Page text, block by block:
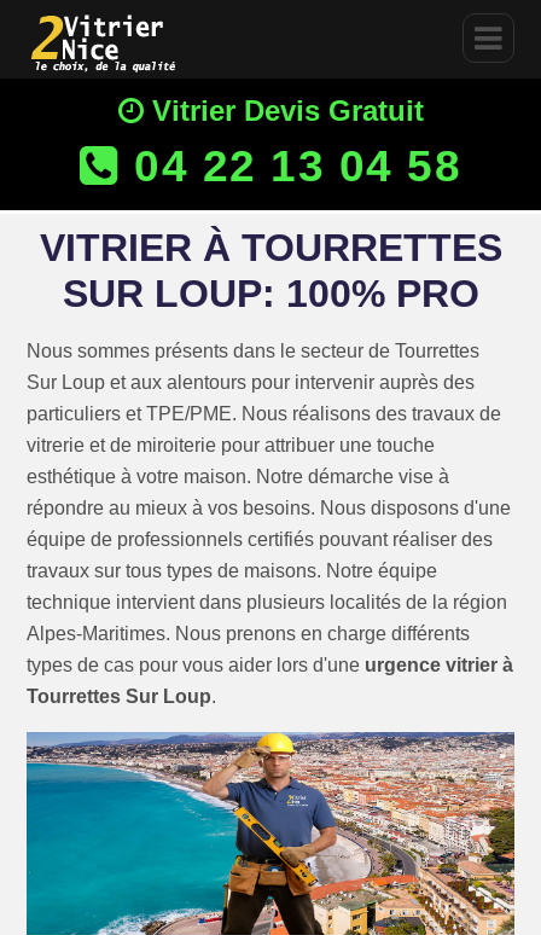
Vitrier Devis Gratuit
04 22 13 04 58
VITRIER À TOURRETTES
SUR LOUP: 100% PRO
Nous sommes présents dans le secteur de Tourrettes
Sur Loup et aux alentours pour intervenir auprès des
particuliers et TPE/PME. Nous réalisons des travaux de
vitrerie et de miroiterie pour attribuer une touche
esthétique à votre maison. Notre démarche vise à
répondre au mieux à vos besoins. Nous disposons d'une
équipe de professionnels certifiés pouvant réaliser des
travaux sur tous types de maisons. Notre équipe
technique intervient dans plusieurs localités de la région
Alpes-Maritimes. Nous prenons en charge différents
types de cas pour vous aider lors d'une urgence vitrier à
Tourrettes Sur Loup.